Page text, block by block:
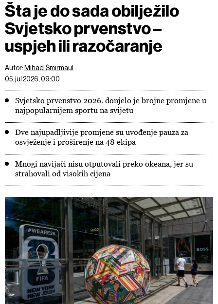
Šta je do sada obilježilo
Svjetsko prvenstvo –
uspjeh ili razočaranje
Autor: Mihael Šmirmaul
05. jul 2026, 09:00
Svjetsko prvenstvo 2026. donjelo je brojne promjene u
najpopularnijem sportu na svijetu
Dve najupadljivije promjene su uvođenje pauza za
osvježenje i proširenje na 48 ekipa
Mnogi navijači nisu otputovali preko okeana, jer su
strahovali od visokih cijena